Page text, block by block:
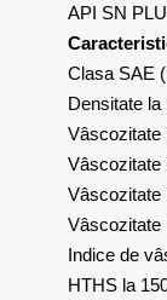
API SN
Clasa
Indice
HTHS